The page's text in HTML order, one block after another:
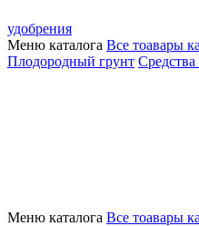
удобрения
Меню каталога Все тоавары
Плодородный грунт
Меню каталога Все тоавары